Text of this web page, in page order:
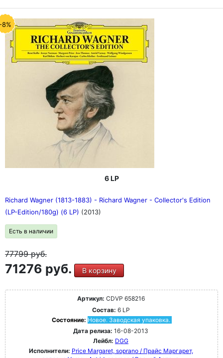
8%
6 LP
Richard Wagner (1813-1883) - Richard Wagner - Collector's Edition
(LP-Edition/180g) (6 LP) (2013)
Есть в наличии
77799руб.
71276 руб. В корзину
Артикул: CDVP 658216
Состав: 6 LP
Состояние: Новое. Заводская упаковка.
Дата релиза: 16-08-2013
Лейбл: DGG
Исполнители: Price Margaret, soprano / Прайс Маргарет,